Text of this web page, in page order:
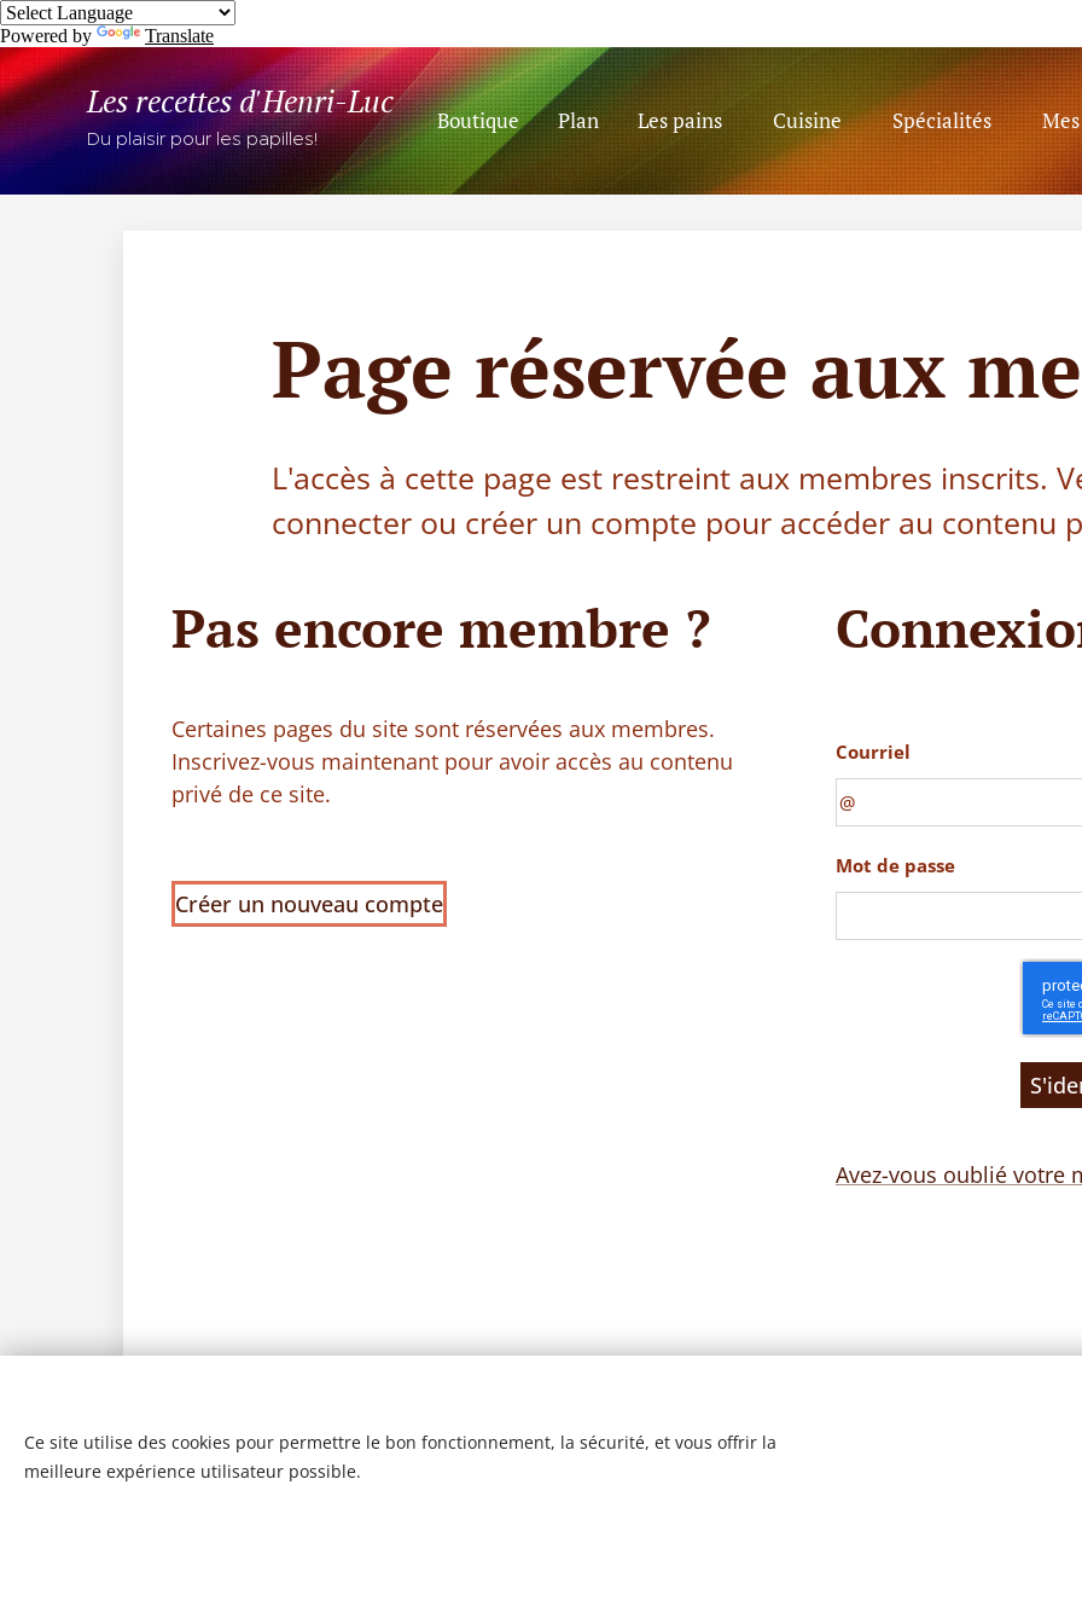
Powered by Translate
Les recettes d'Henri-Luc
Du plaisir pour les papilles!
Boutique Plan Les pains Cuisine Spécialités
Page réservée aux
L'accès à cette page est restreint aux membres inscrits.
connecter ou créer un compte pour accéder au contenu
Pas encore membre ?
Certaines pages du site sont réservées aux membres.
Inscrivez-vous maintenant pour avoir accès au contenu
privé de ce site.
Créer un nouveau compte
Courriel
Mot de passe
Avez-vous oublié votre
Ce site utilise des cookies pour permettre le bon fonctionnement, la sécurité, et vous offrir la
meilleure expérience utilisateur possible.